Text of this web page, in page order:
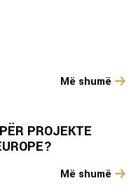
Më shumë
PROJEKTE
Më shumë